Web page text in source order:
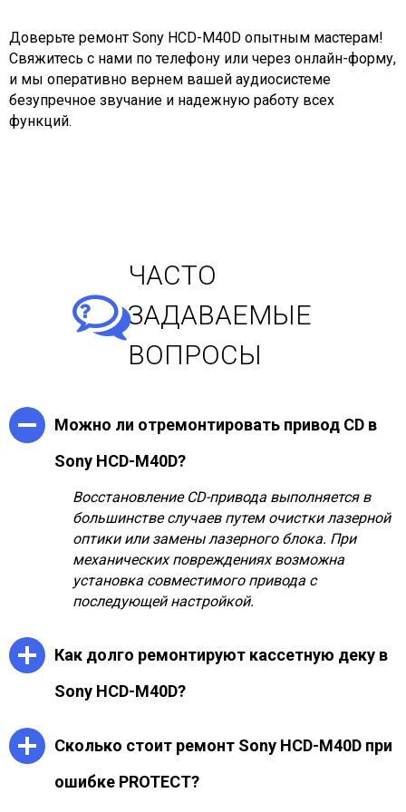
Доверьте ремонт Sony HCD-M40D опытным мастерам!
Свяжитесь с нами по телефону или через онлайн-форму,
и мы оперативно вернем вашей аудиосистеме
безупречное звучание и надежную работу всех
функций.
ЧАСТО
ЗАДАВАЕМЫЕ
ВОПРОСЫ
Можно ли отремонтировать привод CD в
Sony HCD-M40D?
Восстановление CD-привода выполняется в
большинстве случаев путем очистки лазерной
оптики или замены лазерного блока. При
механических повреждениях возможна
установка совместимого привода с
последующей настройкой.
Как долго ремонтируют кассетную деку в
Sony HCD-M40D?
до 3 дней в зависимости от характера
приводных ремней, чистка лентопротяжного
Сколько стоит ремонт Sony HCD-M40D при
ошибке PROTECT?